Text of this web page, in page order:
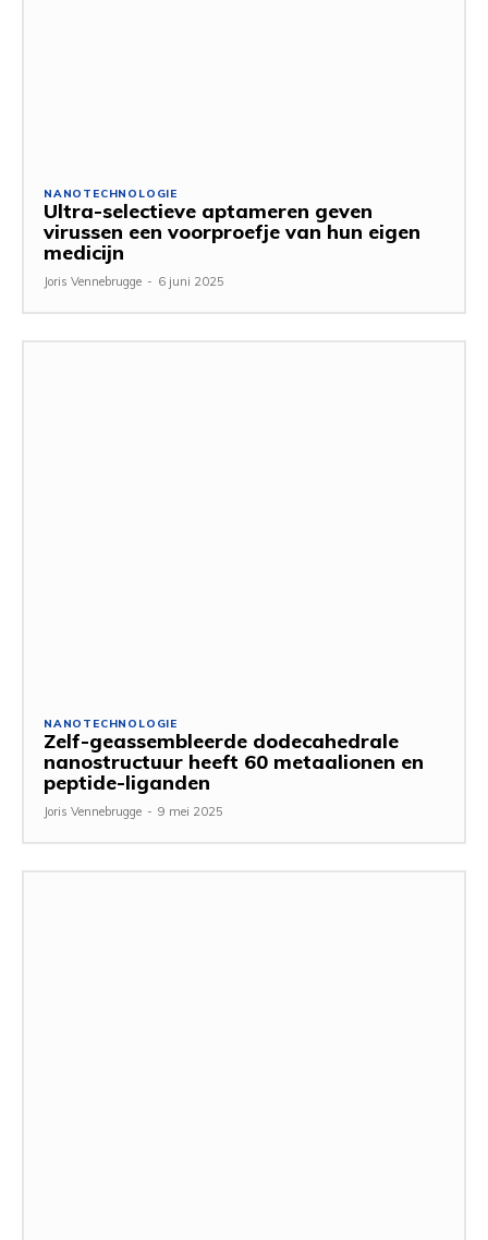
NANOTECHNOLOGIE
Ultra-selectieve aptameren geven
virussen een voorproefje van hun eigen
medicijn
Joris Vennebrugge - 6 juni 2025
NANOTECHNOLOGIE
Zelf-geassembleerde dodecahedrale
nanostructuur heeft 60 metaalionen en
peptide-liganden
Joris Vennebrugge - 9 mei 2025